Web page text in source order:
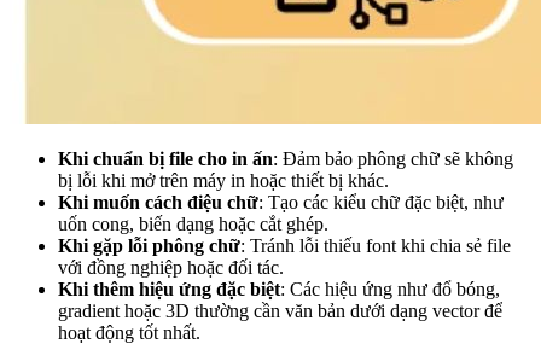
Khi chuẩn bị file cho in ấn: Đảm bảo phông chữ sẽ không
bị lỗi khi mở trên máy in hoặc thiết bị khác.
Khi muốn cách điệu chữ: Tạo các kiểu chữ đặc biệt, như
uốn cong, biến dạng hoặc cắt ghép.
Khi gặp lỗi phông chữ: Tránh lỗi thiếu font khi chia sẻ file
với đồng nghiệp hoặc đối tác.
Khi thêm hiệu ứng đặc biệt: Các hiệu ứng như đổ bóng,
gradient hoặc 3D thường cần văn bản dưới dạng vector để
hoạt động tốt nhất.